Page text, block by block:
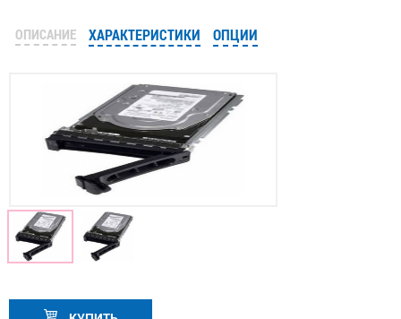
ОПИСАНИЕ ХАРАКТЕРИСТИКИ ОПЦИИ